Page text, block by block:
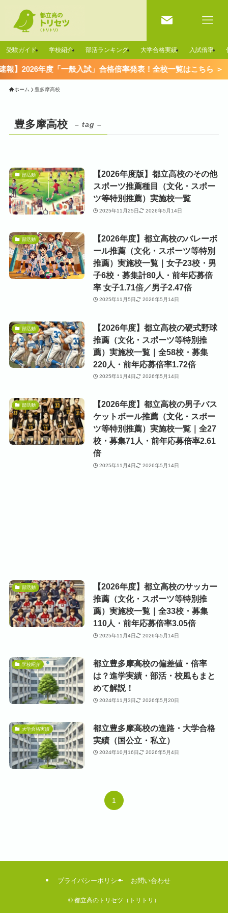
受験ガイド 学校紹介 部活ランキング 大学合格実績 入試倍率
】2026年度「一般入試」合格倍率発表！全校一覧はこちら ＞
ホーム 豊多摩高校
豊多摩高校 – tag –
部活動
【2026年度版】都立高校のその他
スポーツ推薦種目（文化・スポー
ツ等特別推薦）実施校一覧
2025年11月25日 2026年5月14日
部活動
【2026年度】都立高校のバレーボ
ール推薦（文化・スポーツ等特別
推薦）実施校一覧｜女子23校・男
子6校・募集計80人・前年応募倍
率 女子1.71倍／男子2.47倍
2025年11月5日 2026年5月14日
部活動
【2026年度】都立高校の硬式野球
推薦（文化・スポーツ等特別推
薦）実施校一覧｜全58校・募集
220人・前年応募倍率1.72倍
2025年11月4日 2026年5月14日
部活動
【2026年度】都立高校の男子バス
ケットボール推薦（文化・スポー
ツ等特別推薦）実施校一覧｜全27
校・募集71人・前年応募倍率2.61
倍
2025年11月4日 2026年5月14日
部活動
【2026年度】都立高校のサッカー
推薦（文化・スポーツ等特別推
薦）実施校一覧｜全33校・募集
110人・前年応募倍率3.05倍
2025年11月4日 2026年5月14日
学校紹介
都立豊多摩高校の偏差値・倍率
は？進学実績・部活・校風もまと
めて解説！
2024年11月3日 2026年5月20日
大学合格実績
都立豊多摩高校の進路・大学合格
実績（国公立・私立）
2024年10月16日 2026年5月4日
1
プライバシーポリシー お問い合わせ
© 都立高のトリセツ（トリトリ）